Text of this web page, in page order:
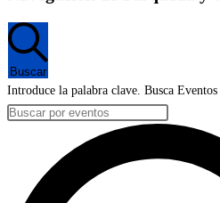
Buscar
Introduce la palabra clave. Busca